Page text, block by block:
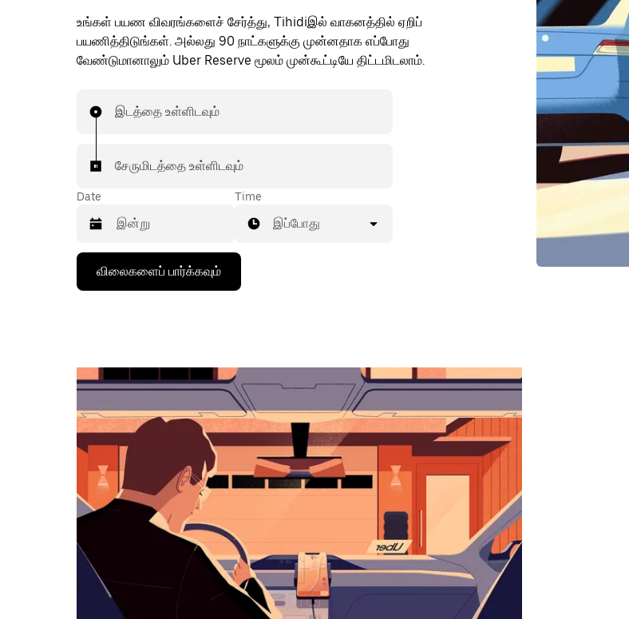
உங்கள் பயண விவரங்களைச் சேர்த்து, Tihidiஇல் வாகனத்தில் ஏறிப்
பயணித்திடுங்கள். அல்லது 90 நாட்களுக்கு முன்னதாக எப்போது
வேண்டுமானாலும் Uber Reserve மூலம் முன்கூட்டியே திட்டமிடலாம்.
இடத்தை உள்ளிடவும்
சேருமிடத்தை உள்ளிடவும்
Date
கீழ்நோக்கிய
அம்புக்குறியை
அழுத்தி
மூட
எஸ்கேப்
அழுத்தவும்.
Time
இப்போது
விலைகளைப் பார்க்கவும்